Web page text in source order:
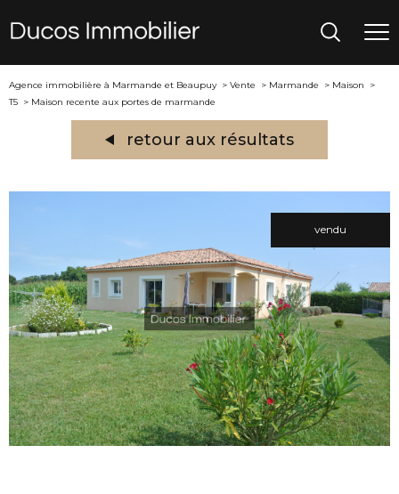
Agence immobilière à Marmande et Beaupuy Vente Marmande
Maison
T5
Maison recente aux portes de marmande
retour aux résultats
vendu